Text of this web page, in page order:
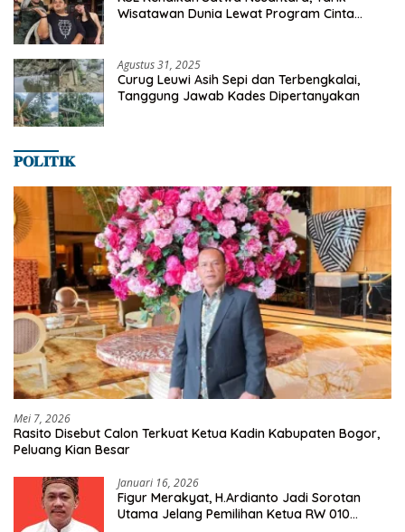
Wisatawan Dunia Lewat Program Cinta
Agustus 31, 2025
Curug Leuwi Asih Sepi dan Terbengkalai,
Tanggung Jawab Kades Dipertanyakan
𝐏𝐎𝐋𝐈𝐓𝐈𝐊
Mei 7, 2026
Rasito Disebut Calon Terkuat Ketua Kadin Kabupaten Bogor,
Peluang Kian Besar
Januari 16, 2026
Figur Merakyat, H.Ardianto Jadi Sorotan
Utama Jelang Pemilihan Ketua RW 010